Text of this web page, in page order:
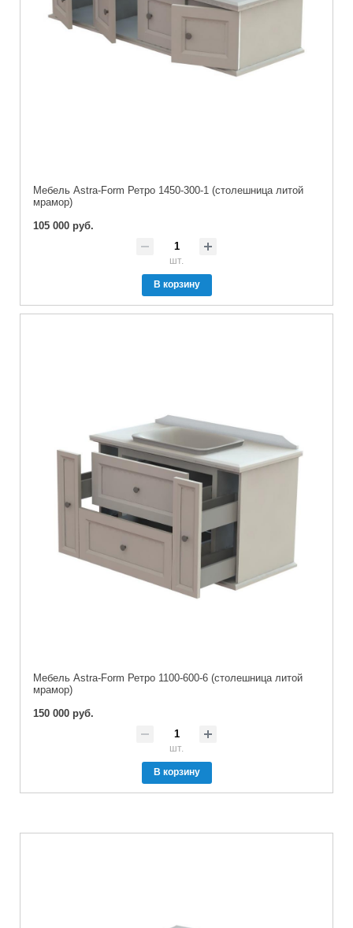
Мебель Astra-Form Ретро 1450-300-1 (столешница литой
мрамор)
105 000 руб.
шт.
В корзину
Мебель Astra-Form Ретро 1100-600-6 (столешница литой
мрамор)
150 000 руб.
шт.
В корзину